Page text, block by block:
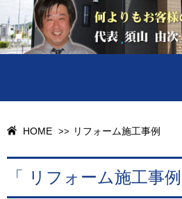
HOME >> リフォーム施工事例
「 リフォーム施工事